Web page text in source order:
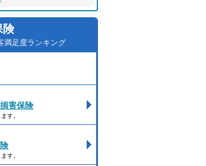
険
満足度ランキング
害保険
す。
す。